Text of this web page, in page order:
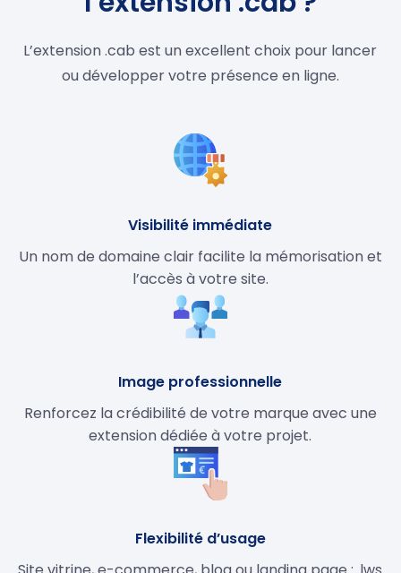
L’extension .cab est un excellent choix pour lancer
ou développer votre présence en ligne.
Visibilité immédiate
Un nom de domaine clair facilite la mémorisation et
l’accès à votre site.
Image professionnelle
Renforcez la crédibilité de votre marque avec une
extension dédiée à votre projet.
Flexibilité d’usage